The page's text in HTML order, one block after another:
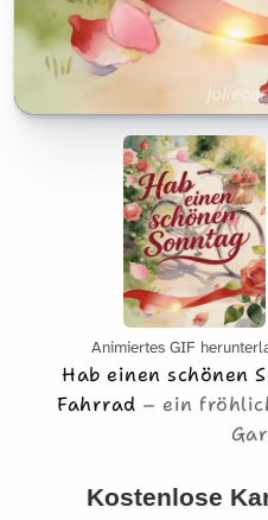
Animiertes GIF
Hab einen schönen
Fahrrad
ein
Kostenlose